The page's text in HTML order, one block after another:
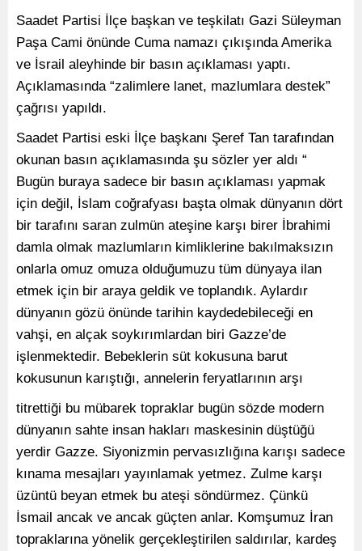
Saadet Partisi İlçe başkan ve teşkilatı Gazi Süleyman
Paşa Cami önünde Cuma namazı çıkışında Amerika
ve İsrail aleyhinde bir basın açıklaması yaptı.
Açıklamasında “zalimlere lanet, mazlumlara destek”
çağrısı yapıldı.
Saadet Partisi eski İlçe başkanı Şeref Tan tarafından
okunan basın açıklamasında şu sözler yer aldı “
Bugün buraya sadece bir basın açıklaması yapmak
için değil, İslam coğrafyası başta olmak dünyanın dört
bir tarafını saran zulmün ateşine karşı birer İbrahimi
damla olmak mazlumların kimliklerine bakılmaksızın
onlarla omuz omuza olduğumuzu tüm dünyaya ilan
etmek için bir araya geldik ve toplandık. Aylardır
dünyanın gözü önünde tarihin kaydedebileceği en
vahşi, en alçak soykırımlardan biri Gazze’de
işlenmektedir. Bebeklerin süt kokusuna barut
kokusunun karıştığı, annelerin feryatlarının arşı
titrettiği bu mübarek topraklar bugün sözde modern
dünyanın sahte insan hakları maskesinin düştüğü
yerdir Gazze. Siyonizmin pervasızlığına karışı sadece
kınama mesajları yayınlamak yetmez. Zulme karşı
üzüntü beyan etmek bu ateşi söndürmez. Çünkü
İsmail ancak ve ancak güçten anlar. Komşumuz İran
topraklarına yönelik gerçekleştirilen saldırılar, kardeş